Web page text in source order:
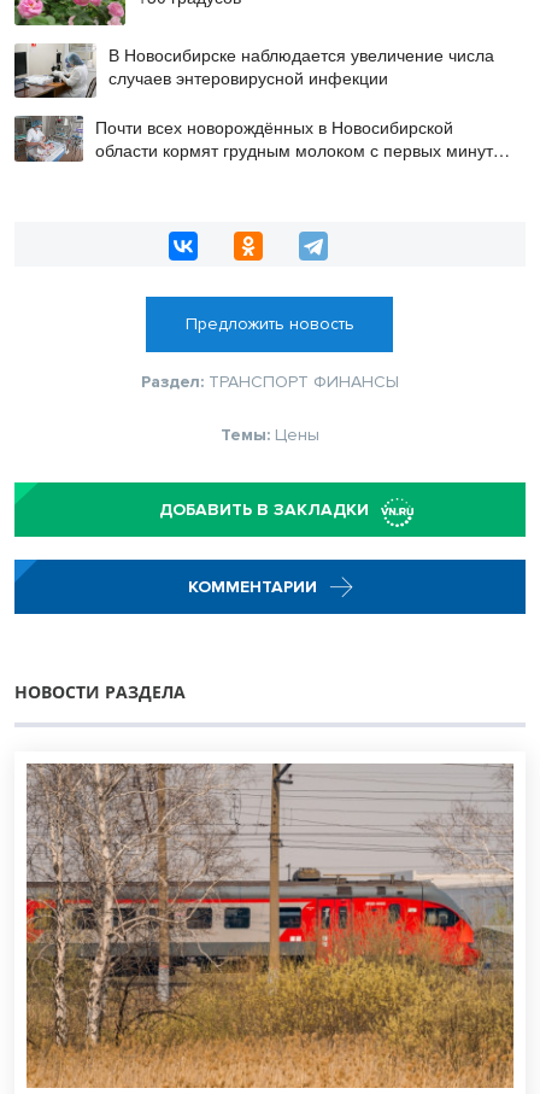
В Новосибирске наблюдается увеличение числа
случаев энтеровирусной инфекции
Почти всех новорождённых в Новосибирской
области кормят грудным молоком с первых минут
Предложить новость
Раздел: ТРАНСПОРТ ФИНАНСЫ
Темы: Цены
ДОБАВИТЬ В ЗАКЛАДКИ
КОММЕНТАРИИ
НОВОСТИ РАЗДЕЛА